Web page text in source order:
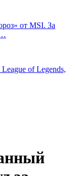
от MSI. За
of Legends,